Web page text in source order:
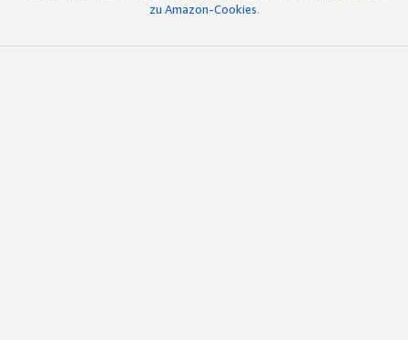
zu Amazon-Cookies.